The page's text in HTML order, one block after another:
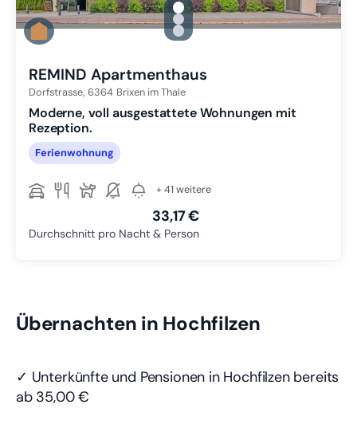
gallery.slide_selector
Zu Slide 1 wechseln
Zu Slide 2 wechseln
Zu Slide 3 wechseln
REMIND Apartmenthaus
Dorfstrasse, 6364 Brixen im Thale
Moderne, voll ausgestattete Wohnungen mit
Rezeption.
Ferienwohnung
+ 41 weitere
33,17 €
Durchschnitt pro Nacht & Person
Übernachten in Hochfilzen
✓ Unterkünfte und Pensionen in Hochfilzen bereits
ab 35,00 €